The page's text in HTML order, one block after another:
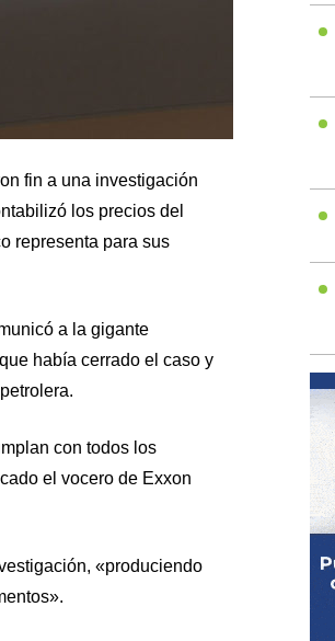
fin a una investigación
los precios del
representa para sus
a la gigante
había cerrado el caso y
con todos los
el vocero de Exxon
«produciendo